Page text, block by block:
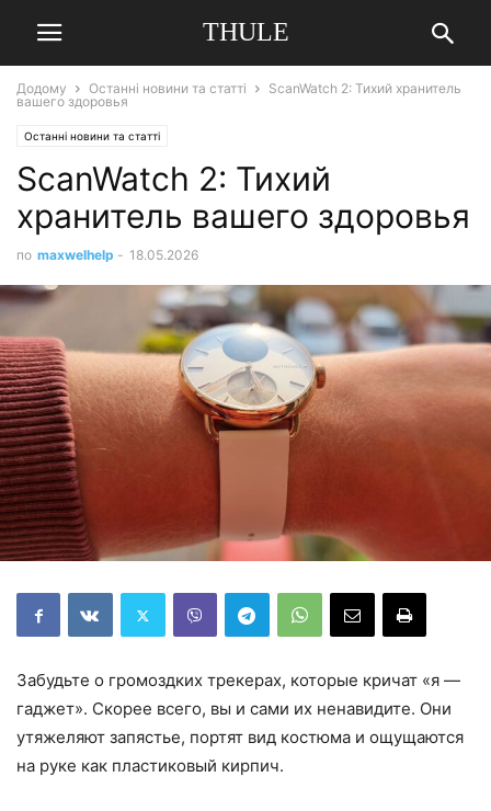
THULE
Додому Останні новини та статті
ScanWatch 2: Тихий хранитель
вашего здоровья
Останні новини та статті
ScanWatch 2: Тихий
хранитель вашего здоровья
по maxwelhelp - 18.05.2026
Забудьте о громоздких трекерах, которые кричат «я —
гаджет». Скорее всего, вы и сами их ненавидите. Они
утяжеляют запястье, портят вид костюма и ощущаются
на руке как пластиковый кирпич.